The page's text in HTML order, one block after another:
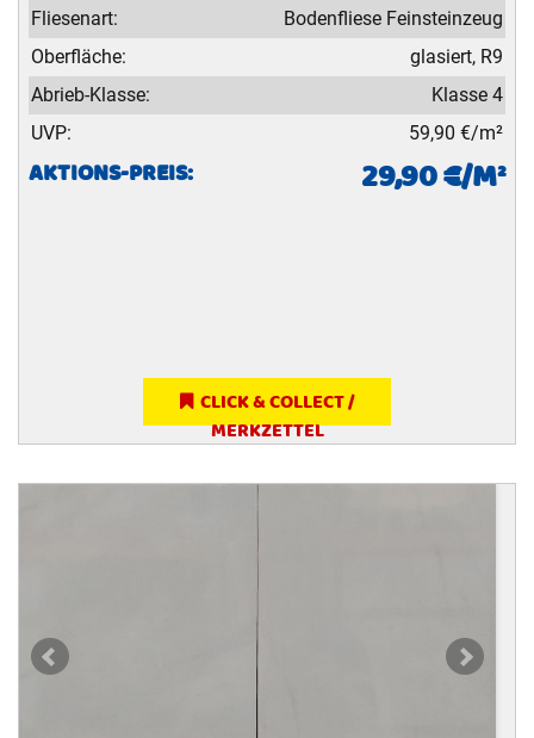
Fliesenart:
Bodenfliese Feinsteinzeug
Oberfläche:
glasiert, R9
Abrieb-Klasse:
Klasse 4
UVP:
59,90 €/m²
AKTIONS-PREIS: 29,90 €/M²
CLICK & COLLECT /
MERKZETTEL